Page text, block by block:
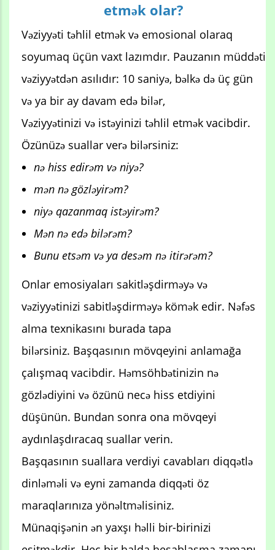
etmək olar?
Vəziyyəti təhlil etmək və emosional olaraq
soyumaq üçün vaxt lazımdır. Pauzanın müddəti
vəziyyətdən asılıdır: 10 saniyə, bəlkə də üç gün
və ya bir ay davam edə bilər,
Vəziyyətinizi və istəyinizi təhlil etmək vacibdir.
Özünüzə suallar verə bilərsiniz:
nə hiss edirəm və niyə?
mən nə gözləyirəm?
niyə qazanmaq istəyirəm?
Mən nə edə bilərəm?
Bunu etsəm və ya desəm nə itirərəm?
Onlar emosiyaları sakitləşdirməyə və
vəziyyətinizi sabitləşdirməyə kömək edir. Nəfəs
alma texnikasını burada tapa
bilərsiniz. Başqasının mövqeyini anlamağa
çalışmaq vacibdir. Həmsöhbətinizin nə
gözlədiyini və özünü necə hiss etdiyini
düşünün. Bundan sonra ona mövqeyi
aydınlaşdıracaq suallar verin.
Başqasının suallara verdiyi cavabları diqqətlə
dinləməli və eyni zamanda diqqəti öz
maraqlarınıza yönəltməlisiniz.
Münaqişənin ən yaxşı həlli bir-birinizi